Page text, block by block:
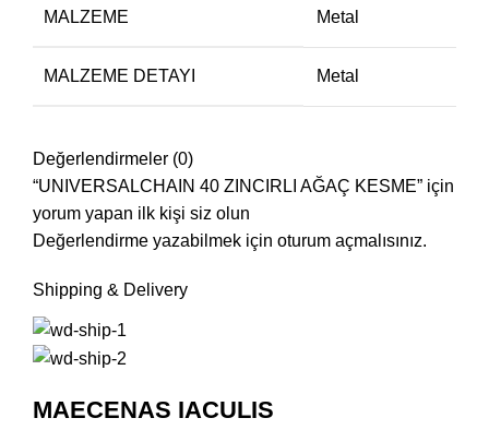
MALZEME Metal
MALZEME DETAYI Metal
Değerlendirmeler (0)
“UNIVERSALCHAIN 40 ZINCIRLI AĞAÇ KESME” için
yorum yapan ilk kişi siz olun
Değerlendirme yazabilmek için oturum açmalısınız.
Shipping & Delivery
MAECENAS IACULIS